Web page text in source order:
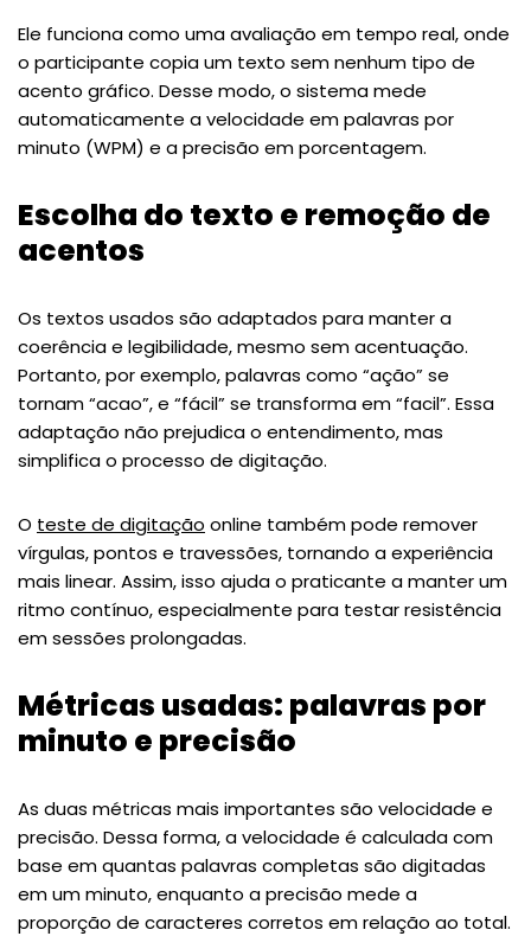
Ele funciona como uma avaliação em tempo real, onde
o participante copia um texto sem nenhum tipo de
acento gráfico. Desse modo, o sistema mede
automaticamente a velocidade em palavras por
minuto (WPM) e a precisão em porcentagem.
Escolha do texto e remoção de
acentos
Os textos usados são adaptados para manter a
coerência e legibilidade, mesmo sem acentuação.
Portanto, por exemplo, palavras como “ação” se
tornam “acao”, e “fácil” se transforma em “facil”. Essa
adaptação não prejudica o entendimento, mas
simplifica o processo de digitação.
O teste de digitação online também pode remover
vírgulas, pontos e travessões, tornando a experiência
mais linear. Assim, isso ajuda o praticante a manter um
ritmo contínuo, especialmente para testar resistência
em sessões prolongadas.
Métricas usadas: palavras por
minuto e precisão
As duas métricas mais importantes são velocidade e
precisão. Dessa forma, a velocidade é calculada com
base em quantas palavras completas são digitadas
em um minuto, enquanto a precisão mede a
proporção de caracteres corretos em relação ao total.